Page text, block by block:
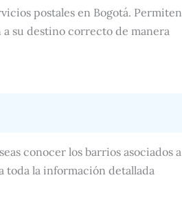
postales en Bogotá. Permiten
su destino correcto de manera
conocer los barrios asociados a
toda la información detallada